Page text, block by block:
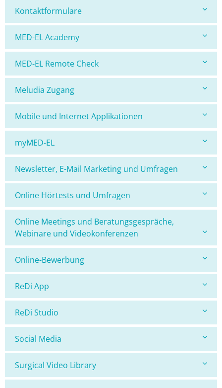
Kontaktformulare
MED-EL Academy
MED-EL Remote Check
Meludia Zugang
Mobile und Internet Applikationen
myMED-EL
Newsletter, E-Mail Marketing und Umfragen
Online Hörtests und Umfragen
Online Meetings und Beratungsgespräche,
Webinare und Videokonferenzen
Online-Bewerbung
ReDi App
ReDi Studio
Social Media
Surgical Video Library